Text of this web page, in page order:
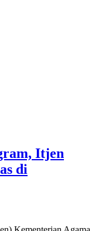
Itjen
di